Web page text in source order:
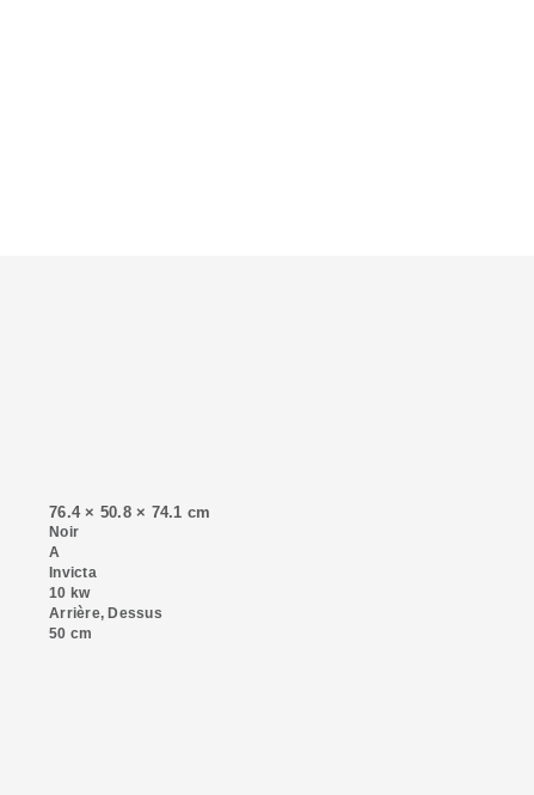
76.4 × 50.8 × 74.1 cm
Noir
A
Invicta
10 kw
Arrière, Dessus
50 cm